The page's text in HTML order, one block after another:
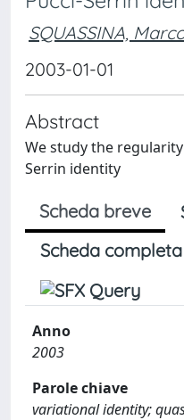
SQUASSINA,
2003-01-01
Abstract
We study the
Serrin identity
Scheda breve
Scheda
Anno
2003
Parole chiave
variational identity;